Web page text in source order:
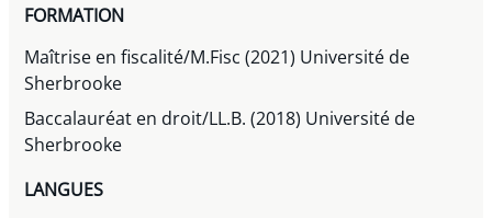
FORMATION
Maîtrise en fiscalité/M.Fisc (2021) Université de
Sherbrooke
Baccalauréat en droit/LL.B. (2018) Université de
Sherbrooke
LANGUES